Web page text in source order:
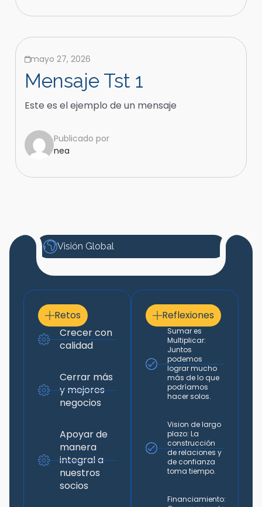
mayo 27, 2026
Mensaje Tst 1
Este es el ejemplo de un mensaje
Publicado por
nea
Visión Global
Retos
Crecer con
calidad
Cerrar más
y mejores
negocios
Apoyar de
manera
integral a
nuestros
socios
Reflexiones
Sumar es
Multiplicar:
Juntos
podemos
lograr mucho
más de lo que
podríamos
hacer solos.
Vision de largo
plazo: La
construcción
de relaciones y
de confianza
toma tiempo.
Financiamiento: